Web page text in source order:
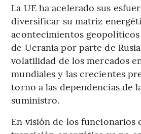
La UE ha acelerado sus
diversificar su matriz
acontecimientos
de Ucrania por parte de
volatilidad de los mercados
mundiales y las crecientes
torno a las dependencias de
suministro.
En visión de los funcionarios